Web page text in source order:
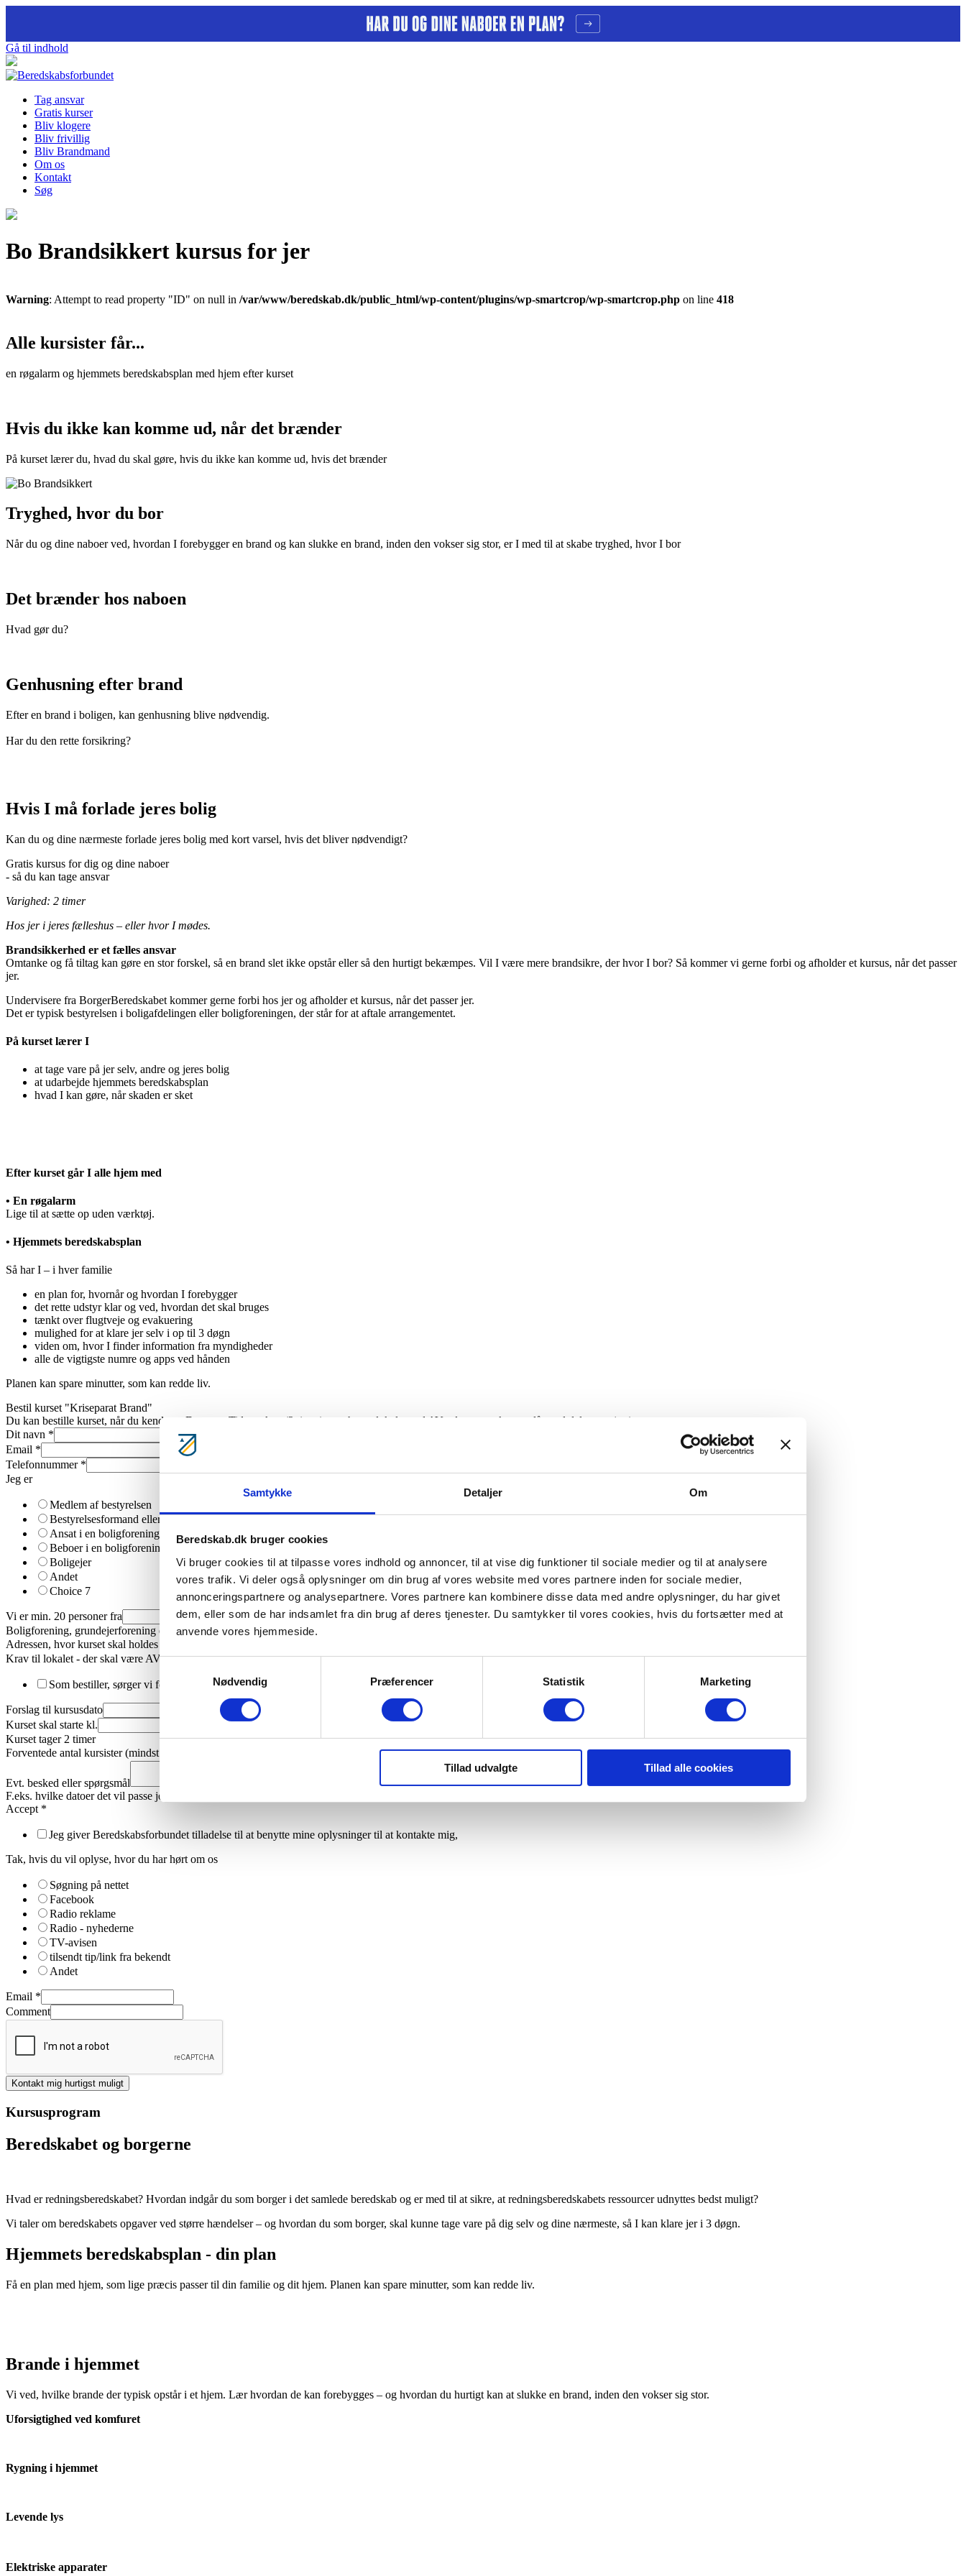
Samtykke Detaljer Om
Beredskab.dk bruger cookies
Vi bruger cookies til at tilpasse vores indhold og annoncer, til at vise dig funktioner til sociale medier og til at analysere
vores trafik. Vi deler også oplysninger om din brug af vores website med vores partnere inden for sociale medier,
annonceringspartnere og analysepartnere. Vores partnere kan kombinere disse data med andre oplysninger, du har givet
dem, eller som de har indsamlet fra din brug af deres tjenester. Du samtykker til vores cookies, hvis du fortsætter med at
anvende vores hjemmeside.
Nødvendig
Præferencer Statistik Marketing
Tillad udvalgte Tillad alle cookies
Gå til indhold
Tag ansvar
Gratis kurser
Bliv klogere
Bliv frivillig
Bliv Brandmand
Om os
Kontakt
Søg
Bo Brandsikkert kursus for jer
Warning: Attempt to read property "ID" on null in /var/www/beredskab.dk/public_html/wp-content/plugins/wp-smartcrop/wp-smartcrop.php on line 418
Alle kursister får...
en røgalarm og hjemmets beredskabsplan med hjem efter kurset
Hvis du ikke kan komme ud, når det brænder
På kurset lærer du, hvad du skal gøre, hvis du ikke kan komme ud, hvis det brænder
Tryghed, hvor du bor
Når du og dine naboer ved, hvordan I forebygger en brand og kan slukke en brand, inden den vokser sig stor, er I med til at skabe tryghed, hvor I bor
Det brænder hos naboen
Hvad gør du?
Genhusning efter brand
Efter en brand i boligen, kan genhusning blive nødvendig.
Har du den rette forsikring?
Hvis I må forlade jeres bolig
Kan du og dine nærmeste forlade jeres bolig med kort varsel, hvis det bliver nødvendigt?
Gratis kursus for dig og dine naboer
- så du kan tage ansvar
Varighed: 2 timer
Hos jer i jeres fælleshus – eller hvor I mødes.
Brandsikkerhed er et fælles ansvar
Omtanke og få tiltag kan gøre en stor forskel, så en brand slet ikke opstår eller så den hurtigt bekæmpes. Vil I være mere brandsikre, der hvor I bor? Så kommer vi gerne forbi og afholder et kursus, når det passer
jer.
Undervisere fra BorgerBeredskabet kommer gerne forbi hos jer og afholder et kursus, når det passer jer.
Det er typisk bestyrelsen i boligafdelingen eller boligforeningen, der står for at aftale arrangementet.
På kurset lærer I
at tage vare på jer selv, andre og jeres bolig
at udarbejde hjemmets beredskabsplan
hvad I kan gøre, når skaden er sket
Efter kurset går I alle hjem med
• En røgalarm
Lige til at sætte op uden værktøj.
• Hjemmets beredskabsplan
Så har I – i hver familie
en plan for, hvornår og hvordan I forebygger
det rette udstyr klar og ved, hvordan det skal bruges
tænkt over flugtveje og evakuering
mulighed for at klare jer selv i op til 3 døgn
viden om, hvor I finder information fra myndigheder
alle de vigtigste numre og apps ved hånden
Planen kan spare minutter, som kan redde liv.
Bestil kurset "Kriseparat Brand"
Du kan bestille kurset, når du kender: • Datoen • Tidspunktet (2 timer) • og har et lokale med AV-udstyr • og kan anslå antal deltagere (ca.)
Dit navn *
Email *
Telefonnummer *
Jeg er
Medlem af bestyrelsen
Bestyrelsesformand eller næstformand
Ansat i en boligforening
Beboer i en boligforening
Boligejer
Andet
Choice 7
Vi er min. 20 personer fra
Boligforening, grundejerforening eller andet
Adressen, hvor kurset skal holdes
Krav til lokalet - der skal være AV-udstyr*
Som bestiller, sørger vi for, at der er AV udstyr i lokalet (Projektor, højttaler og lærred/hvid væg) eller stort TV hvor vi kan tilslutte pc
Forslag til kursusdato
Kurset skal starte kl.
Kurset tager 2 timer
Forventede antal kursister (mindst 20) - ca.
Evt. besked eller spørgsmål
F.eks. hvilke datoer det vil passe jer
du
Accept *
Jeg giver Beredskabsforbundet tilladelse til at benytte mine oplysninger til at kontakte mig,
Tak, hvis du vil oplyse, hvor du har hørt om os
Søgning på nettet
Facebook
Radio reklame
Radio - nyhederne
TV-avisen
tilsendt tip/link fra bekendt
Andet
Email *
Comment
Kontakt mig hurtigst muligt
Kursusprogram
Beredskabet og borgerne
Hvad er redningsberedskabet? Hvordan indgår du som borger i det samlede beredskab og er med til at sikre, at redningsberedskabets ressourcer udnyttes bedst muligt?
Vi taler om beredskabets opgaver ved større hændelser – og hvordan du som borger, skal kunne tage vare på dig selv og dine nærmeste, så I kan klare jer i 3 døgn.
Hjemmets beredskabsplan - din plan
Få en plan med hjem, som lige præcis passer til din familie og dit hjem. Planen kan spare minutter, som kan redde liv.
Brande i hjemmet
Vi ved, hvilke brande der typisk opstår i et hjem. Lær hvordan de kan forebygges – og hvordan du hurtigt kan at slukke en brand, inden den vokser sig stor.
Uforsigtighed ved komfuret
Rygning i hjemmet
Levende lys
Elektriske apparater